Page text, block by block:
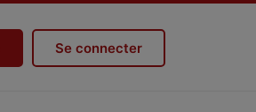
Se connecter